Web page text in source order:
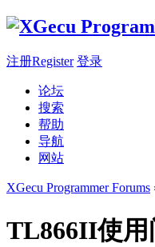
注册Register 登录
论坛
搜索
帮助
导航
网站
XGecu Programmer Forums
TL866II使用